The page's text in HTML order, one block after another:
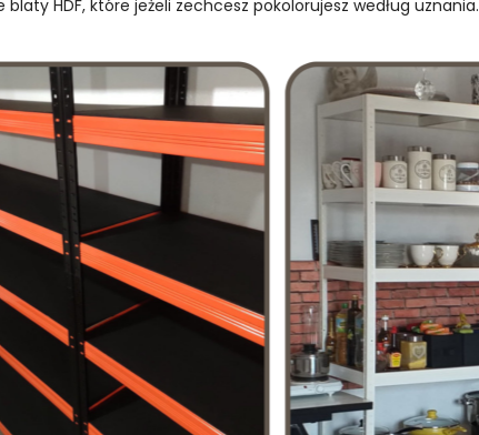
HDF, które jeżeli zechcesz pokolorujesz według uznania.